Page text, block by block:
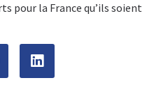
pour la France qu’ils soient